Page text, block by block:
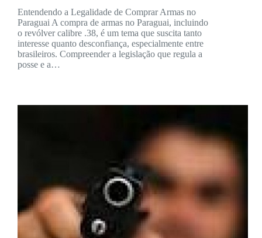
Entendendo a Legalidade de Comprar Armas no
Paraguai A compra de armas no Paraguai, incluindo
o revólver calibre .38, é um tema que suscita tanto
interesse quanto desconfiança, especialmente entre
brasileiros. Compreender a legislação que regula a
posse e a…